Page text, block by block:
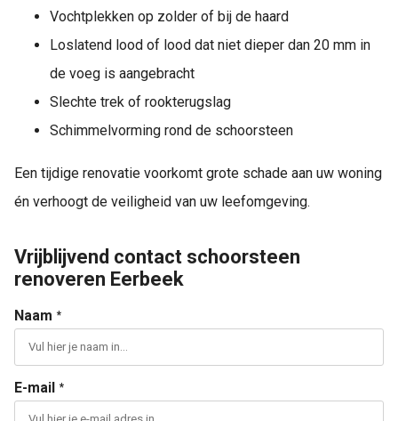
Vochtplekken op zolder of bij de haard
Loslatend lood of lood dat niet dieper dan 20 mm in
de voeg is aangebracht
Slechte trek of rookterugslag
Schimmelvorming rond de schoorsteen
Een tijdige renovatie voorkomt grote schade aan uw woning
én verhoogt de veiligheid van uw leefomgeving.
Vrijblijvend contact schoorsteen
renoveren Eerbeek
Naam *
E-mail *